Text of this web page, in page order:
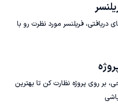
دریافتی، فریلنسر مورد نظرت رو با
بر روی پروژه نظارت کن تا بهترین